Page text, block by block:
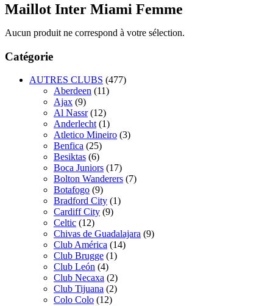
Maillot Inter Miami Femme
Aucun produit ne correspond à votre sélection.
Catégorie
AUTRES CLUBS (477)
Aberdeen (11)
Ajax (9)
Al Nassr (12)
Anderlecht (1)
Atletico Mineiro (3)
Benfica (25)
Besiktas (6)
Boca Juniors (17)
Bolton Wanderers (7)
Botafogo (9)
Bradford City (1)
Cardiff City (9)
Celtic (12)
Chivas de Guadalajara (9)
Club América (14)
Club Brugge (1)
Club León (4)
Club Necaxa (2)
Club Tijuana (2)
Colo Colo (12)